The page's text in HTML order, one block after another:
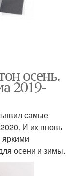
осень.
2019-
самые
И их вновь
осени и зимы.